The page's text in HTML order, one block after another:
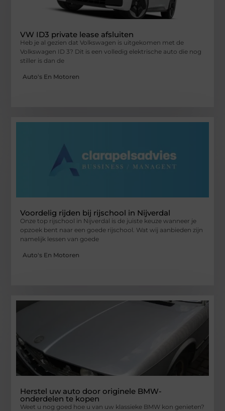
VW ID3 private lease afsluiten
Heb je al gezien dat Volkswagen is uitgekomen met de
Volkswagen ID 3? Dit is een volledig elektrische auto die nog
stiller is dan de
Auto's En Motoren
Voordelig rijden bij rijschool in Nijverdal
Onze top rijschool in Nijverdal is de juiste keuze wanneer je
opzoek bent naar een goede rijschool. Wat wij aanbieden zijn
namelijk lessen van goede
Auto's En Motoren
Herstel uw auto door originele BMW-
onderdelen te kopen
Weet u nog goed hoe u van uw klassieke BMW kon genieten?